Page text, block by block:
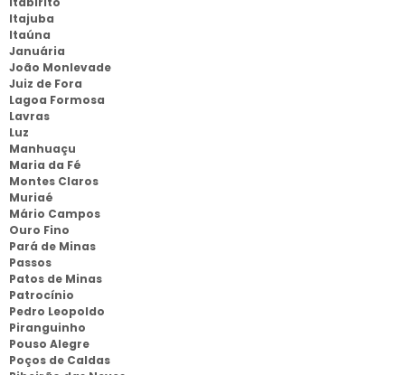
Itajuba
Itaúna
Januária
João Monlevade
Juiz de Fora
Lagoa Formosa
Lavras
Luz
Manhuaçu
Maria da Fé
Montes Claros
Muriaé
Mário Campos
Ouro Fino
Pará de Minas
Passos
Patos de Minas
Patrocínio
Pedro Leopoldo
Piranguinho
Pouso Alegre
Poços de Caldas